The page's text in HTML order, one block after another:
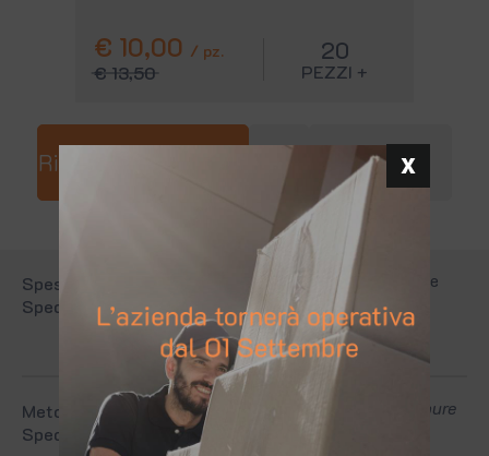
€ 10,00 / pz.
€ 13,50
20
PEZZI +
Richiedi informazioni Video
Spese di
Spedizione
Le spese sono calcolate in base al e
di spedizione.
Consulta la tabella
Metodo di
Spedizione
Consegna tramite corriere oppure
ritiro in sede